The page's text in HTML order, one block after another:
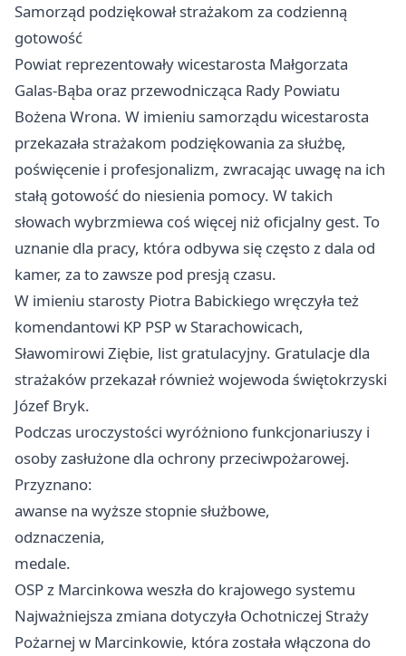
Samorząd podziękował strażakom za codzienną
gotowość
Powiat reprezentowały wicestarosta Małgorzata
Galas-Bąba oraz przewodnicząca Rady Powiatu
Bożena Wrona. W imieniu samorządu wicestarosta
przekazała strażakom podziękowania za służbę,
poświęcenie i profesjonalizm, zwracając uwagę na ich
stałą gotowość do niesienia pomocy. W takich
słowach wybrzmiewa coś więcej niż oficjalny gest. To
uznanie dla pracy, która odbywa się często z dala od
kamer, za to zawsze pod presją czasu.
W imieniu starosty Piotra Babickiego wręczyła też
komendantowi KP PSP w Starachowicach,
Sławomirowi Ziębie, list gratulacyjny. Gratulacje dla
strażaków przekazał również wojewoda świętokrzyski
Józef Bryk.
Podczas uroczystości wyróżniono funkcjonariuszy i
osoby zasłużone dla ochrony przeciwpożarowej.
Przyznano:
awanse na wyższe stopnie służbowe,
odznaczenia,
medale.
OSP z Marcinkowa weszła do krajowego systemu
Najważniejsza zmiana dotyczyła Ochotniczej Straży
Pożarnej w Marcinkowie, która została włączona do